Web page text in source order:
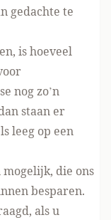
gedachte te
is hoeveel
nog zo’n
staan er
leeg op een
die ons
besparen.
als u